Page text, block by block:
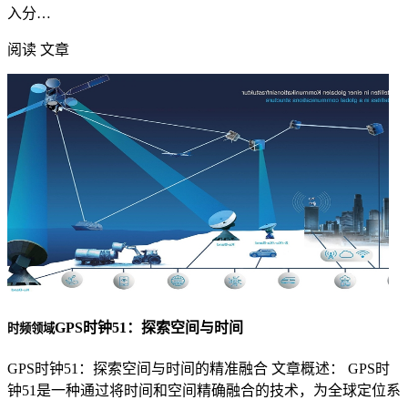
入分…
阅读 文章
时频领域GPS时钟51：探索空间与时间
GPS时钟51：探索空间与时间的精准融合 文章概述： GPS时
钟51是一种通过将时间和空间精确融合的技术，为全球定位系